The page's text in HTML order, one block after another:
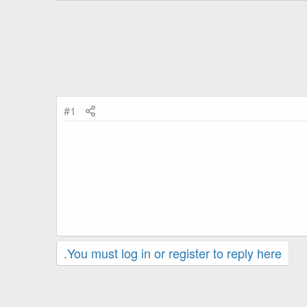
#1
You must log in or register to reply here.